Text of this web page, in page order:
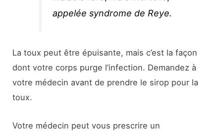
appelée syndrome de Reye.
La toux peut être épuisante, mais c’est la façon
dont votre corps purge l’infection. Demandez à
votre médecin avant de prendre le sirop pour la
toux.
Votre médecin peut vous prescrire un